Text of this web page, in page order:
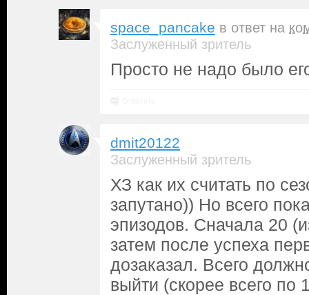
space_pancake в ответ на
Заслуженный зритель
Просто не надо было
dmit20122
Заслуженный зритель
ХЗ как их считать по
запутано)) Но всего
эпизодов. Сначала 20
затем после успеха
дозаказал. Всего
выйти (скорее всего по